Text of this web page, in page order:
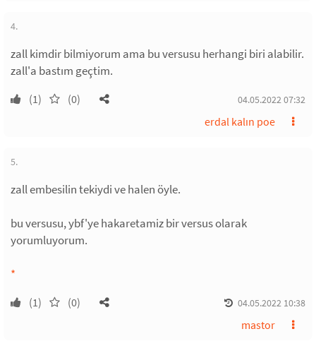
4.
zall kimdir bilmiyorum ama bu versusu herhangi biri alabilir.
zall'a bastım geçtim.
(1) (0) 04.05.2022 07:32
erdal kalın poe
5.
zall embesilin tekiydi ve halen öyle.
bu versusu, ybf'ye hakaretamiz bir versus olarak
yorumluyorum.
*
(1) (0) 04.05.2022 10:38
mastor